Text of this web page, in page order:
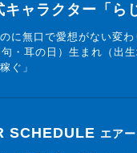
ャラクター「ら
に無口で愛想がない変
・耳の日）生まれ（出生
ぐ」
SCHEDULE エア